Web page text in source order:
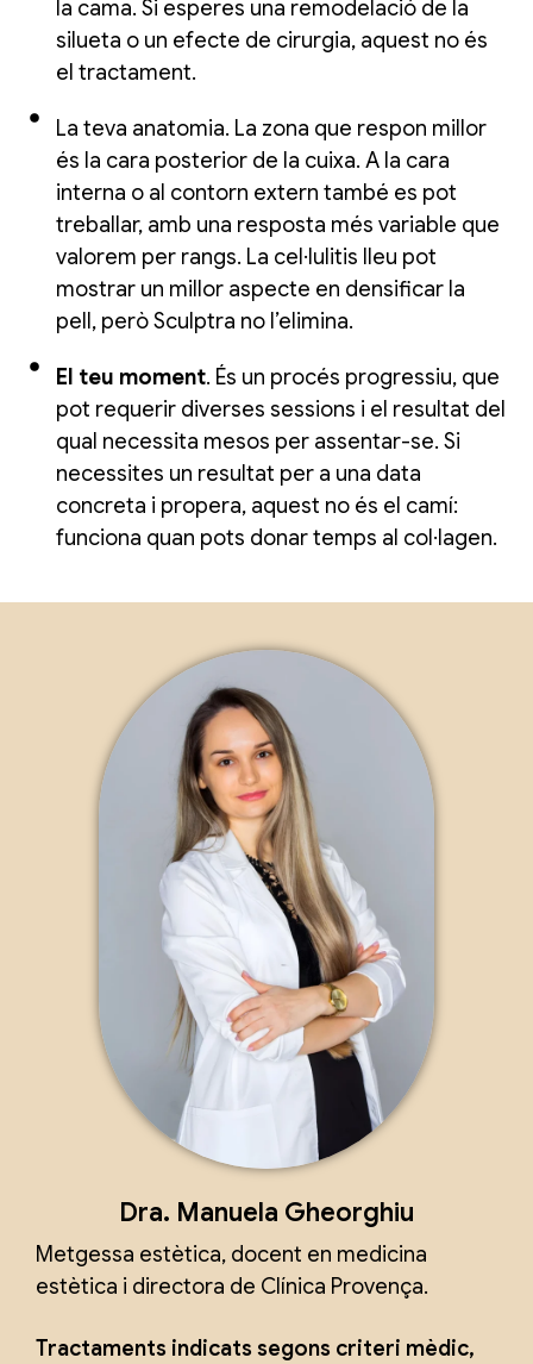
la cama. Si esperes una remodelació de la
silueta o un efecte de cirurgia, aquest no és
el tractament.
La teva anatomia. La zona que respon millor
és la cara posterior de la cuixa. A la cara
interna o al contorn extern també es pot
treballar, amb una resposta més variable que
valorem per rangs. La cel·lulitis lleu pot
mostrar un millor aspecte en densificar la
pell, però Sculptra no l’elimina.
El teu moment. És un procés progressiu, que
pot requerir diverses sessions i el resultat del
qual necessita mesos per assentar-se. Si
necessites un resultat per a una data
concreta i propera, aquest no és el camí:
funciona quan pots donar temps al col·lagen.
Dra. Manuela Gheorghiu
Metgessa estètica, docent en medicina
estètica i directora de Clínica Provença.
Tractaments indicats segons criteri mèdic,